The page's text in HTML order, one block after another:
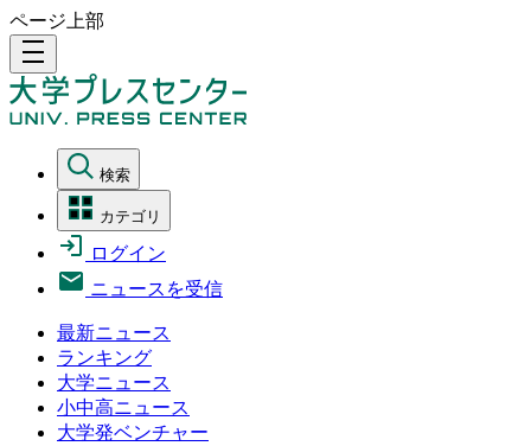
ページ上部
density_medium
検索
カテゴリ
ログイン
ニュースを受信
最新ニュース
ランキング
大学ニュース
小中高ニュース
大学発ベンチャー